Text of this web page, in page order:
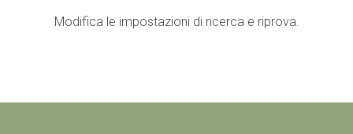
Modifica le impostazioni di ricerca e riprova.